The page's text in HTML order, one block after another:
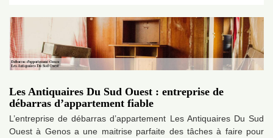
Les Antiquaires Du Sud Ouest : entreprise de
débarras d’appartement fiable
L’entreprise de débarras d’appartement Les Antiquaires Du Sud
Ouest à Genos a une maitrise parfaite des tâches à faire pour